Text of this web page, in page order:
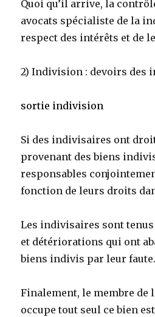
Quoi qu’il arrive, la
avocats spécialiste de la
respect des intérêts et de
2) Indivision : devoirs des
sortie indivision
Si des indivisaires ont
provenant des biens
responsables
fonction de leurs droits
Les indivisaires sont
et détériorations qui ont
biens indivis par leur faute.
Finalement, le membre de
occupe tout seul ce bien